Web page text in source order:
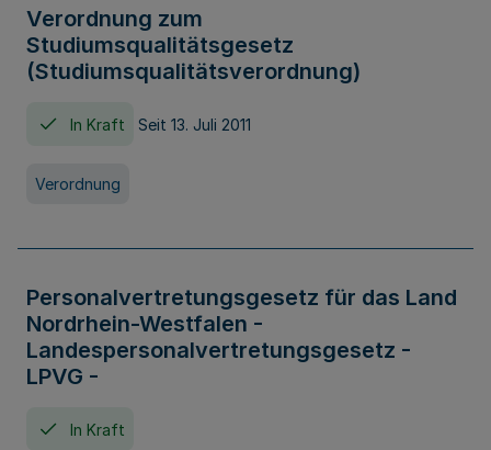
Verordnung zum
Studiumsqualitätsgesetz
(Studiumsqualitätsverordnung)
In Kraft Seit 13. Juli 2011
Verordnung
Personalvertretungsgesetz für das Land
Nordrhein-Westfalen -
Landespersonalvertretungsgesetz -
LPVG -
In Kraft